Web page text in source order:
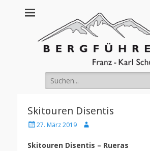
Suche
nach:
Skitouren Disentis
Posted27. März 2019 Author
Skitouren Disentis – Rueras